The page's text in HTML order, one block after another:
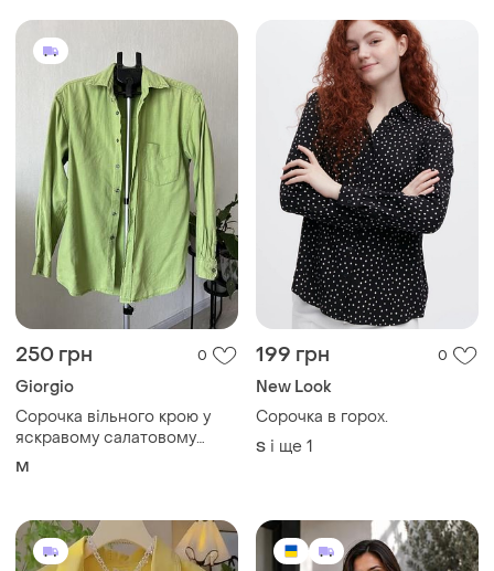
250 грн 0
Giorgio
Сорочка вільного крою у
яскравому салатовому
(лаймовому) кольорі
M
199 грн 0
New Look
Сорочка в горох.
S і ще 1